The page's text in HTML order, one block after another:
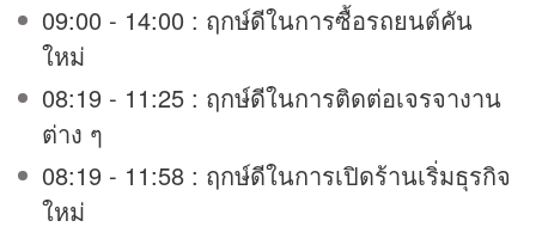
09:00 - 14:00 : ฤกษ์ดีในการซื้อรถยนต์คัน
ใหม่
08:19 - 11:25 : ฤกษ์ดีในการติดต่อเจรจางาน
ต่าง ๆ
08:19 - 11:58 : ฤกษ์ดีในการเปิดร้านเริ่มธุรกิจ
ใหม่